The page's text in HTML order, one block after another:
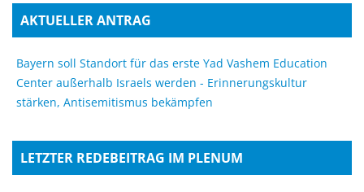
AKTUELLER ANTRAG
Bayern soll Standort für das erste Yad Vashem Education
Center außerhalb Israels werden - Erinnerungskultur
stärken, Antisemitismus bekämpfen
LETZTER REDEBEITRAG IM PLENUM